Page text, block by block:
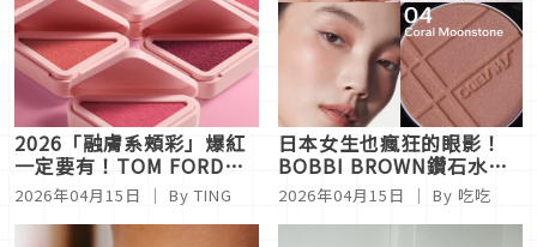
2026「融膚系頰彩」爆紅
一定要有！TOM FORD、
Sisley、PRADA一次看，
日妞最愛色全解析
2026年04月15日 ｜ By TING
日本女生也瘋狂的眼影！
BOBBI BROWN鑽石水感
眼影棒、資生堂「寶石光」
一抹入魂、安俞真同款
TOM FORD玫瑰煙燻都必
2026年04月15日 ｜ By 吃吃